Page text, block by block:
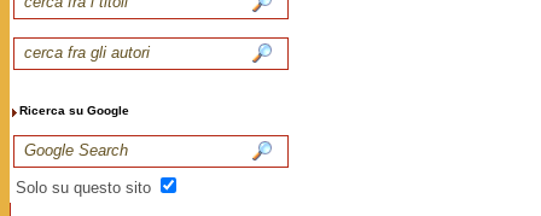
Ricerca su Google
Solo su questo sito